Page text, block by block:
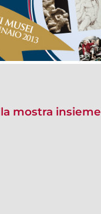
mostra insieme